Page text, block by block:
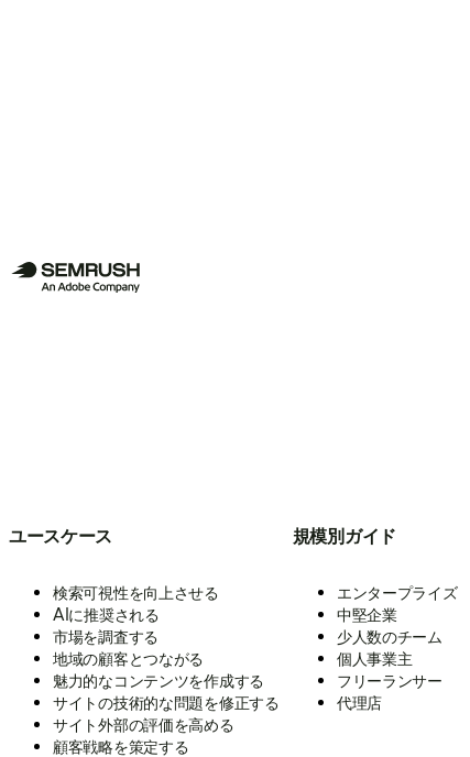
ユースケース
検索可視性を向上させる
AIに推奨される
市場を調査する
地域の顧客とつながる
魅力的なコンテンツを作成する
サイトの技術的な問題を修正する
サイト外部の評価を高める
顧客戦略を策定する
規模別ガイド
エンタープライズ
中堅企業
少人数のチーム
個人事業主
フリーランサー
代理店